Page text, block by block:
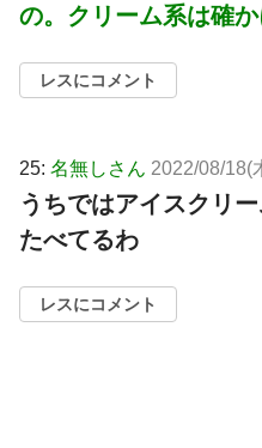
の。クリーム系は確
レスにコメント
25: 名無しさん 2022/08/18(
うちではアイスクリ
たべてるわ
レスにコメント